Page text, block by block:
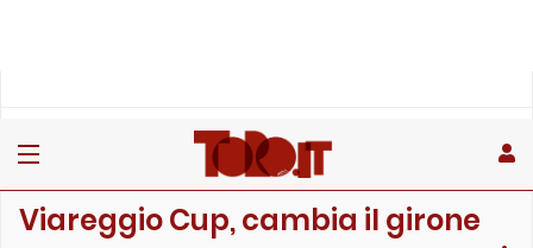
Viareggio Cup, cambia il girone